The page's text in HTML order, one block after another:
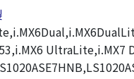
UltraLite,i.MX7